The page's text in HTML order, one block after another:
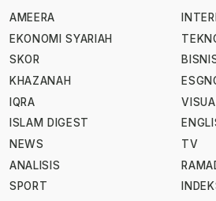
AMEERA
EKONOMI SYARIAH
SKOR
KHAZANAH
IQRA
ISLAM DIGEST
NEWS
ANALISIS
SPORT
TV